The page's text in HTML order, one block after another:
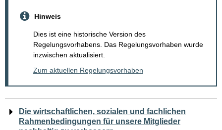
Hinweis
Dies ist eine historische Version des
Regelungsvorhabens. Das Regelungsvorhaben wurde
inzwischen aktualisiert.
Zum aktuellen Regelungsvorhaben
Navigation
Die wirtschaftlichen, sozialen und fachlichen
Rahmenbedingungen für unsere Mitglieder